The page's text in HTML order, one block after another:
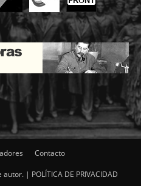
Contacto
autor. | POLÍTICA DE PRIVACIDAD